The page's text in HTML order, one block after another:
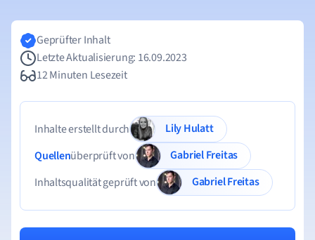
Geprüfter Inhalt
Letzte Aktualisierung: 16.09.2023
12 Minuten Lesezeit
Inhalte erstellt durch
Lily Hulatt
Quellenüberprüft von
Gabriel Freitas
Inhaltsqualität geprüft von
Gabriel Freitas